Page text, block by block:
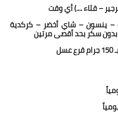
– قثاء ....) أي وقت
ينسون – شاي أخضر – كركدية
بدون سكر بحد أقصى مرتين